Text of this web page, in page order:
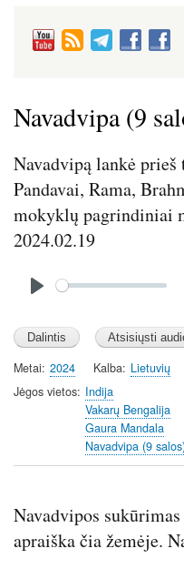
Navadvipa (9
Navadvipą lankė
Pandavai, Rama,
mokyklų pagrindiniai
2024.02.19
l
a
y
Metai 2024 Kalba Lietuvių
Jėgos vietos Indija
Vakarų Bengalija
Gaura Mandala
Navadvipa (9
Navadvipos
apraiška čia žemėje.